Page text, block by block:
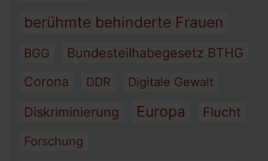
berühmte behinderte Frauen
BGG
Bundesteilhabegesetz BTHG
Corona
DDR Digitale Gewalt
Diskriminierung Europa Flucht
Forschung